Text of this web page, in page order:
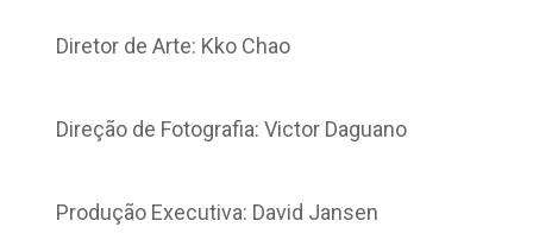
Diretor de Arte: Kko Chao
Direção de Fotografia: Victor Daguano
Produção Executiva: David Jansen